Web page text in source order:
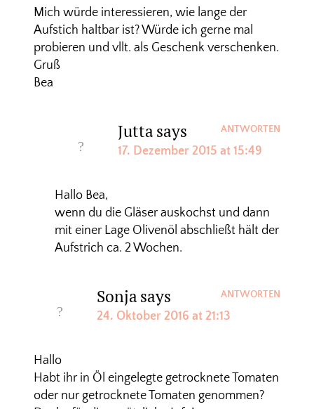
Mich würde interessieren, wie lange der
Aufstich haltbar ist? Würde ich gerne mal
probieren und vllt. als Geschenk verschenken.
Gruß
Bea
Juttasays
17. Dezember 2015 at 15:49
Hallo Bea,
wenn du die Gläser auskochst und dann
mit einer Lage Olivenöl abschließt hält der
Aufstrich ca. 2 Wochen.
ANTWORTEN
Sonjasays
24. Oktober 2016 at 21:13
Hallo
Habt ihr in Öl eingelegte getrocknete Tomaten
oder nur getrocknete Tomaten genommen?
ANTWORTEN